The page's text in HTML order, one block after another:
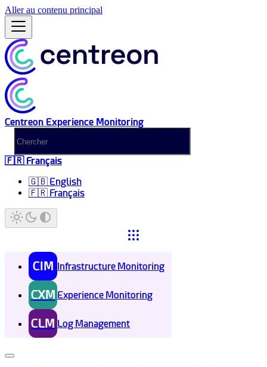
Aller au contenu principal
Centreon Experience Monitoring
🇫🇷 Français
🇬🇧 English
🇫🇷 Français
CIM Infrastructure Monitoring
CXM Experience Monitoring
CLM Log Management